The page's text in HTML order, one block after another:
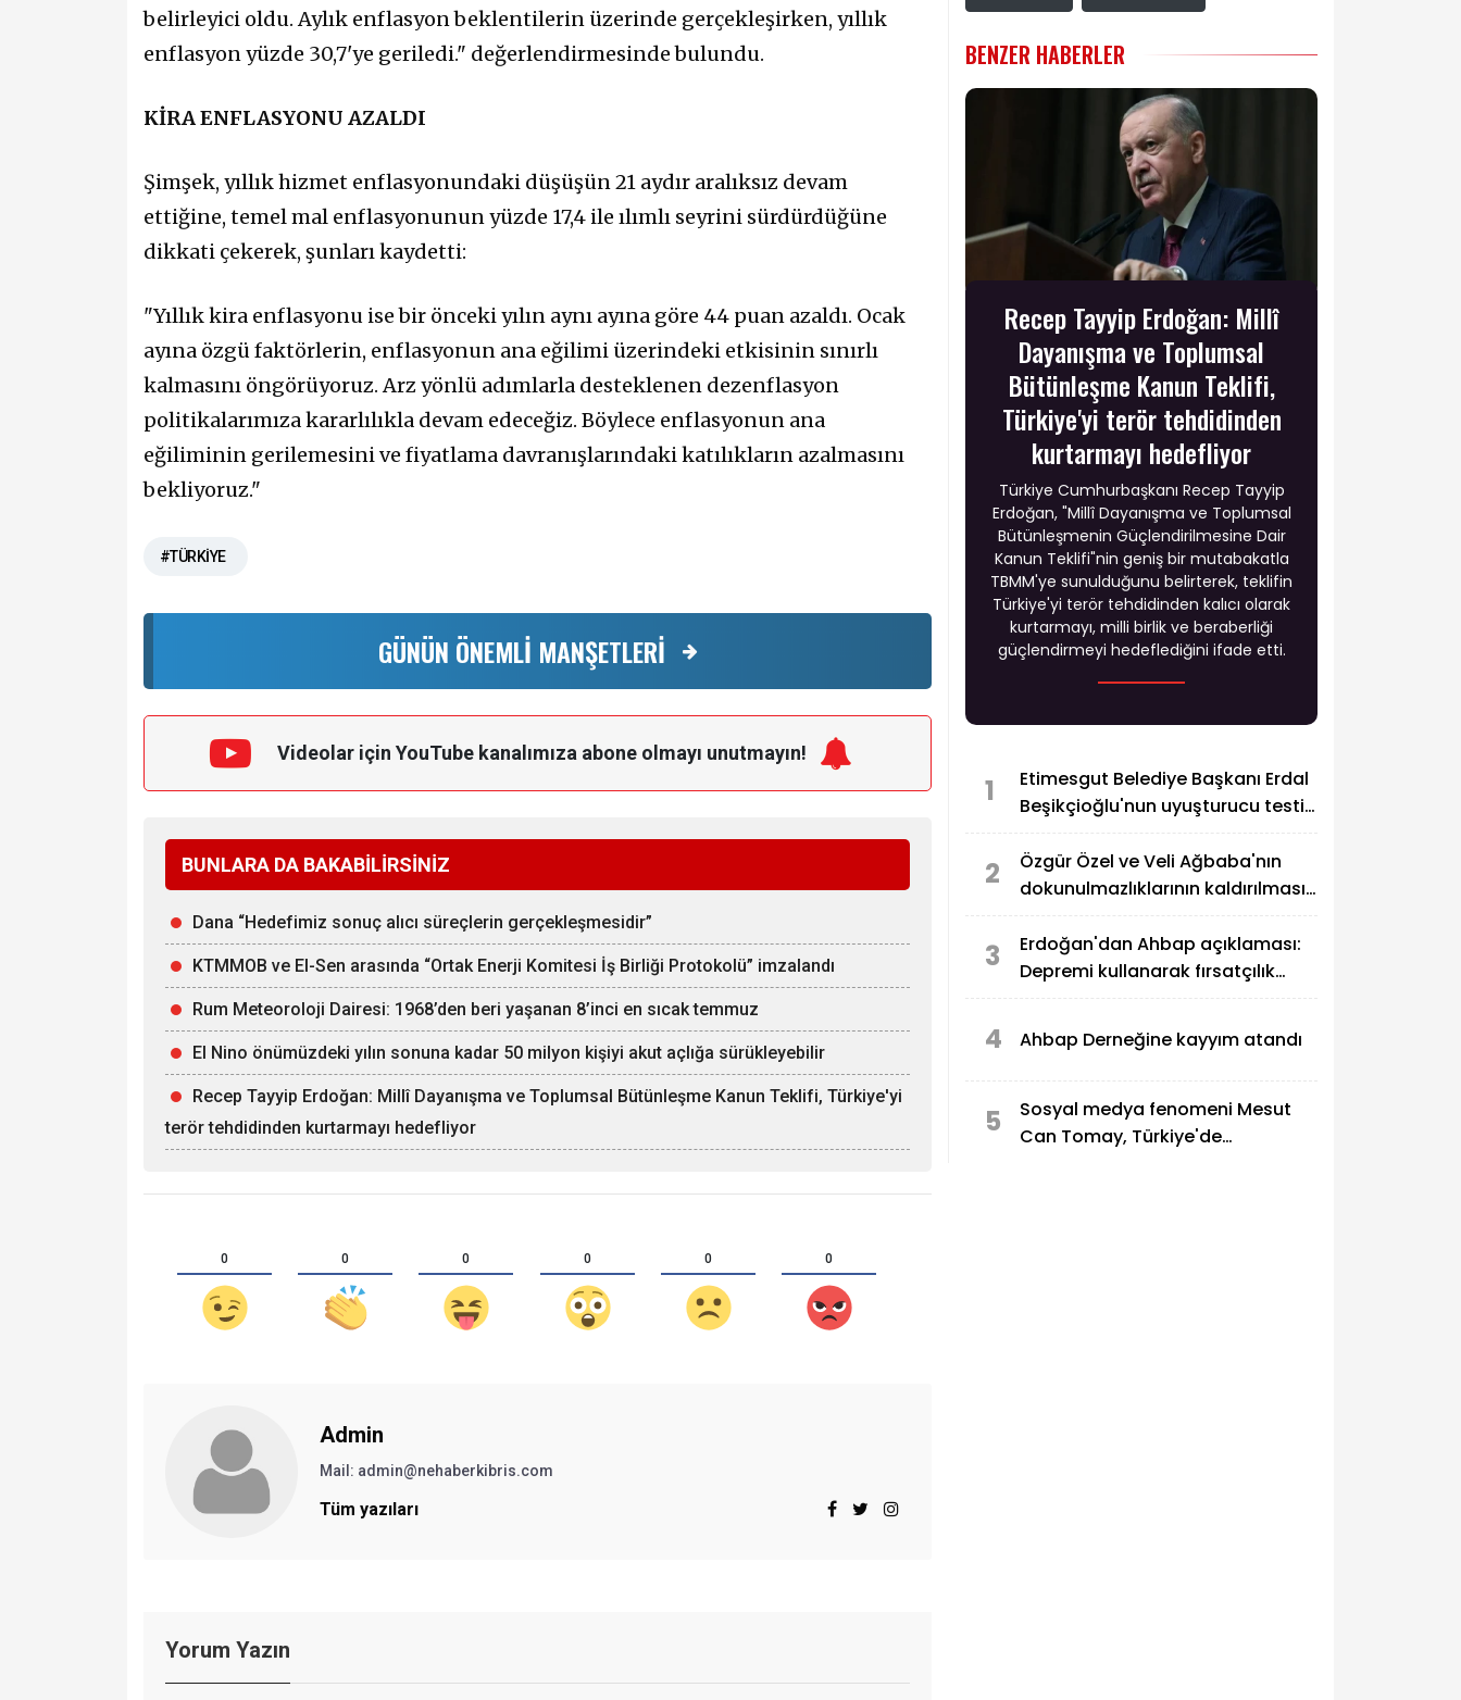
belirleyici oldu. Aylık enflasyon beklentilerin üzerinde gerçekleşirken, yıllık
enflasyon yüzde 30,7'ye geriledi." değerlendirmesinde bulundu.
KİRA ENFLASYONU AZALDI
Şimşek, yıllık hizmet enflasyonundaki düşüşün 21 aydır aralıksız devam
ettiğine, temel mal enflasyonunun yüzde 17,4 ile ılımlı seyrini sürdürdüğüne
dikkati çekerek, şunları kaydetti:
"Yıllık kira enflasyonu ise bir önceki yılın aynı ayına göre 44 puan azaldı. Ocak
ayına özgü faktörlerin, enflasyonun ana eğilimi üzerindeki etkisinin sınırlı
kalmasını öngörüyoruz. Arz yönlü adımlarla desteklenen dezenflasyon
politikalarımıza kararlılıkla devam edeceğiz. Böylece enflasyonun ana
eğiliminin gerilemesini ve fiyatlama davranışlarındaki katılıkların azalmasını
bekliyoruz."
#TÜRKİYE
GÜNÜN ÖNEMLİ MANŞETLERİ
Videolar için YouTube kanalımıza abone olmayı unutmayın!
BUNLARA DA BAKABİLİRSİNİZ
Dana “Hedefimiz sonuç alıcı süreçlerin gerçekleşmesidir”
KTMMOB ve El-Sen arasında “Ortak Enerji Komitesi İş Birliği Protokolü” imzalandı
Rum Meteoroloji Dairesi: 1968’den beri yaşanan 8’inci en sıcak temmuz
El Nino önümüzdeki yılın sonuna kadar 50 milyon kişiyi akut açlığa sürükleyebilir
Recep Tayyip Erdoğan: Millî Dayanışma ve Toplumsal Bütünleşme Kanun Teklifi, Türkiye'yi
terör tehdidinden kurtarmayı hedefliyor
0 0 0 0 0 0
Admin
Mail: admin@nehaberkibris.com
Tüm yazıları
Yorum Yazın
BENZER HABERLER
Recep Tayyip Erdoğan: Millî
Dayanışma ve Toplumsal
Bütünleşme Kanun Teklifi,
Türkiye'yi terör tehdidinden
kurtarmayı hedefliyor
Türkiye Cumhurbaşkanı Recep Tayyip
Erdoğan, "Millî Dayanışma ve Toplumsal
Bütünleşmenin Güçlendirilmesine Dair
Kanun Teklifi"nin geniş bir mutabakatla
TBMM'ye sunulduğunu belirterek, teklifin
Türkiye'yi terör tehdidinden kalıcı olarak
kurtarmayı, milli birlik ve beraberliği
güçlendirmeyi hedeflediğini ifade etti.
1
Etimesgut Belediye Başkanı Erdal
Beşikçioğlu'nun uyuşturucu testi
2
Özgür Özel ve Veli Ağbaba'nın
dokunulmazlıklarının kaldırılması
3
Erdoğan'dan Ahbap açıklaması:
Depremi kullanarak fırsatçılık
4 Ahbap Derneğine kayyım atandı
5
Sosyal medya fenomeni Mesut
Can Tomay, Türkiye'de